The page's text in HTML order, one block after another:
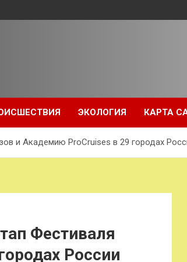
ЭКОЛОГИЯ КАРТА
и Академию ProCruises в 29 городах
Фестиваля
России